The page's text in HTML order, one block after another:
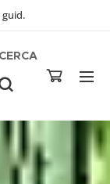
guid.
CERCA